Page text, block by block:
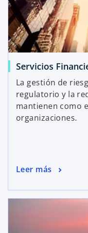
Servicios
La gestión de
regulatorio y la
mantienen como
organizaciones.
Leer más